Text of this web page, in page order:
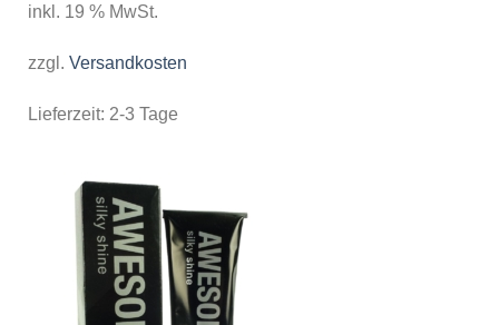
inkl. 19 % MwSt.
zzgl. Versandkosten
Lieferzeit: 2-3 Tage